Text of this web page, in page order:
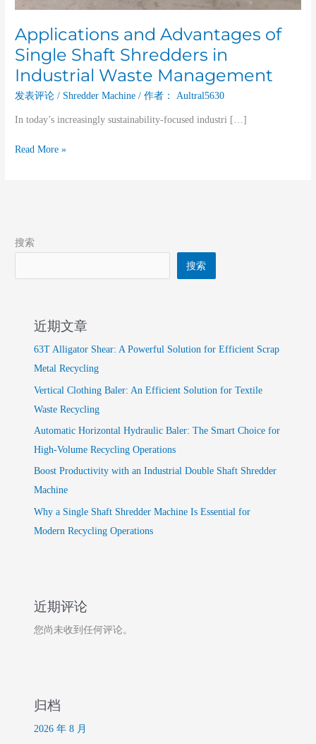
Applications and Advantages of
Single Shaft Shredders in
Industrial Waste Management
发表评论 / Shredder Machine / 作者： Aultral5630
In today’s increasingly sustainability-focused industri […]
Read More »
搜索
搜索
近期文章
63T Alligator Shear: A Powerful Solution for Efficient Scrap
Metal Recycling
Vertical Clothing Baler: An Efficient Solution for Textile
Waste Recycling
Automatic Horizontal Hydraulic Baler: The Smart Choice for
High-Volume Recycling Operations
Boost Productivity with an Industrial Double Shaft Shredder
Machine
Why a Single Shaft Shredder Machine Is Essential for
Modern Recycling Operations
近期评论
您尚未收到任何评论。
归档
2026 年 8 月